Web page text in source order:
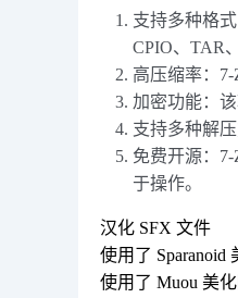
支持多种格
CPIO、TAR
高压缩率：
加密功能：
支持多种解
免费开源：
于操作。
汉化 SFX 文件
使用了 Sparanoid
使用了 Muou 美